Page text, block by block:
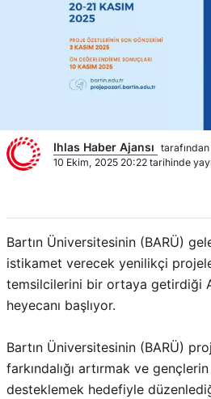
Ihlas Haber Ajansı tarafından
10 Ekim, 2025 20:22 tarihinde
Bartın Üniversitesinin (BARÜ)
istikamet verecek yenilikçi
temsilcilerini bir ortaya getirdiği
heyecanı başlıyor.
Bartın Üniversitesinin (BARÜ)
farkındalığı artırmak ve
desteklemek hedefiyle